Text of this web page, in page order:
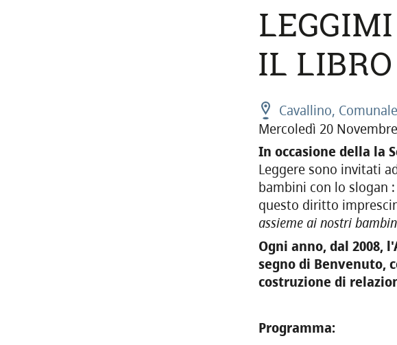
IL
Cavallino,
Mercoledì 20
In occasione della la
Leggere sono invitati
bambini con lo slogan :
questo diritto
assieme ai nostri
Ogni anno, dal 2008,
segno di Benvenuto,
costruzione di
Programma: